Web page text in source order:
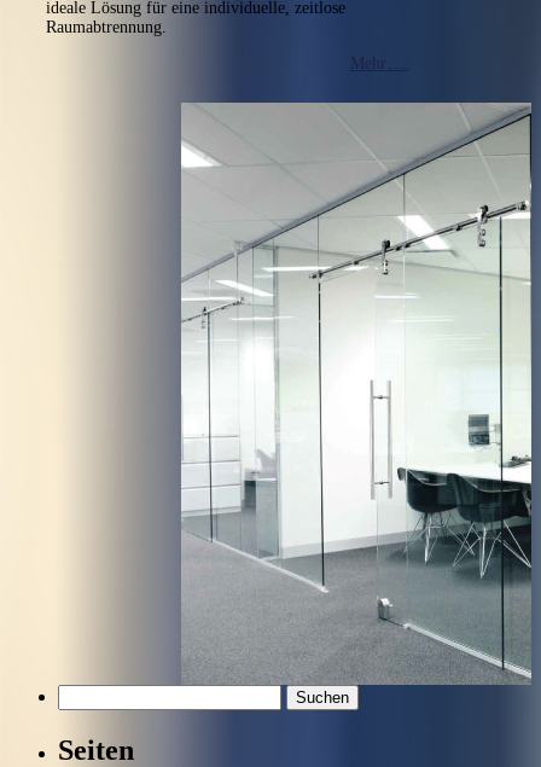
ideale Lösung für eine individuelle, zeitlose
Raumabtrennung.
Mehr….
nach:
Seiten